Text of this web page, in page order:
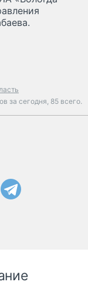
за сегодня, 85 всего.